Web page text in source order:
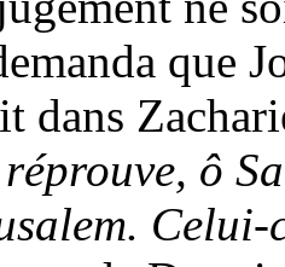
que
dans
ô